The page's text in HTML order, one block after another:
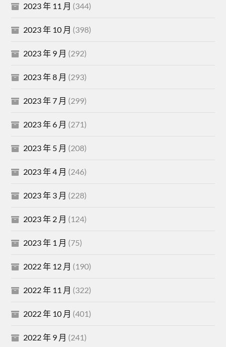
2023 年 11 月 (344)
2023 年 10 月 (398)
2023 年 9 月 (292)
2023 年 8 月 (293)
2023 年 7 月 (299)
2023 年 6 月 (271)
2023 年 5 月 (208)
2023 年 4 月 (246)
2023 年 3 月 (228)
2023 年 2 月 (124)
2023 年 1 月 (75)
2022 年 12 月 (190)
2022 年 11 月 (322)
2022 年 10 月 (401)
2022 年 9 月 (241)